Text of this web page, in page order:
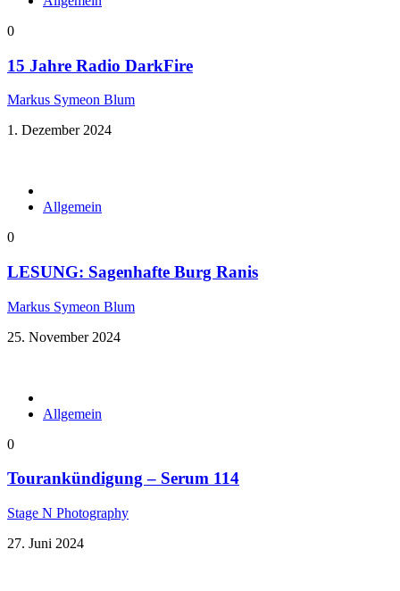
0
15 Jahre Radio DarkFire
Markus Symeon Blum
1. Dezember 2024
Allgemein
0
LESUNG: Sagenhafte Burg Ranis
Markus Symeon Blum
25. November 2024
Allgemein
0
Tourankündigung – Serum 114
Stage N Photography
27. Juni 2024